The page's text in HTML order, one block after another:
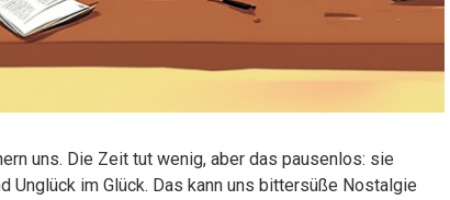
uns. Die Zeit tut wenig, aber das pausenlos: sie
Unglück im Glück. Das kann uns bittersüße Nostalgie